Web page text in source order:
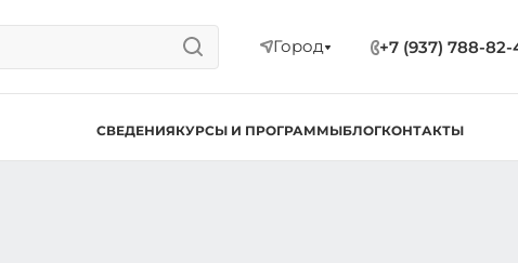
Город +7 (937) 788-82-
СВЕДЕНИЯКУРСЫ И ПРОГРАММЫБЛОГКОНТАКТЫ